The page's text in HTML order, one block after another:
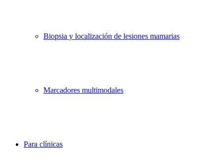
Biopsia y localización de lesiones mamarias
Marcadores multimodales
Para clínicas